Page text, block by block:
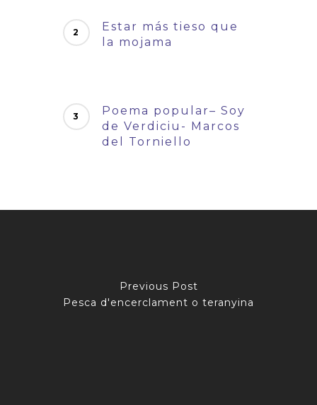
Estar más tieso que
la mojama
Poema popular– Soy
de Verdiciu- Marcos
del Torniello
Previous Post
Pesca d'encerclament o teranyina